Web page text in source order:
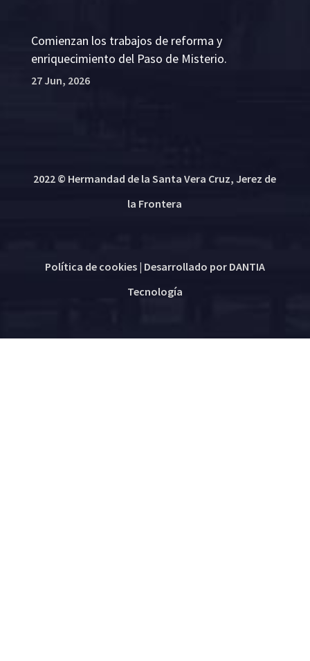
Comienzan los trabajos de reforma y
enriquecimiento del Paso de Misterio.
27 Jun, 2026
2022 © Hermandad de la Santa Vera Cruz, Jerez de
la Frontera
Política de cookies| Desarrollado por DANTIA
Tecnología